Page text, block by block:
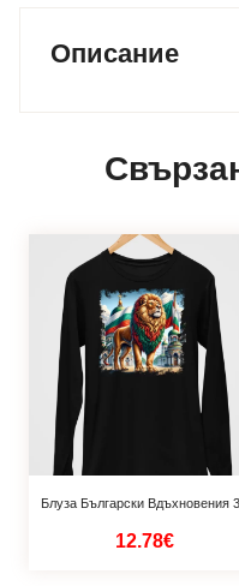
Описание
Блуза Български Вдъхновения
12.78€